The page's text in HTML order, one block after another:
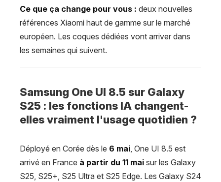
Ce que ça change pour vous : deux nouvelles
références Xiaomi haut de gamme sur le marché
européen. Les coques dédiées vont arriver dans
les semaines qui suivent.
Samsung One UI 8.5 sur Galaxy
S25 : les fonctions IA changent-
elles vraiment l'usage quotidien ?
Déployé en Corée dès le 6 mai , One UI 8.5 est
arrivé en France à partir du 11 mai sur les Galaxy
S25, S25+, S25 Ultra et S25 Edge. Les Galaxy S24